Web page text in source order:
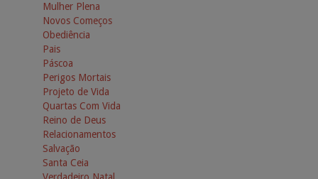
Mulher Plena
Novos Começos
Obediência
Pais
Páscoa
Perigos Mortais
Projeto de Vida
Quartas Com Vida
Reino de Deus
Relacionamentos
Salvação
Santa Ceia